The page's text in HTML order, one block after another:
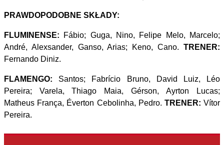
PRAWDOPODOBNE SKŁADY:
FLUMINENSE: Fábio; Guga, Nino, Felipe Melo, Marcelo;
André, Alexsander, Ganso, Arias; Keno, Cano. TRENER:
Fernando Diniz.
FLAMENGO: Santos; Fabrício Bruno, David Luiz, Léo
Pereira; Varela, Thiago Maia, Gérson, Ayrton Lucas;
Matheus França, Éverton Cebolinha, Pedro. TRENER: Vítor
Pereira.